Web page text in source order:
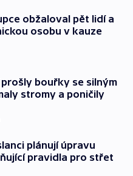
obžaloval pět lidí a
osobu v kauze
prošly bouřky se silným
stromy a poničily
plánují úpravu
pravidla pro střet